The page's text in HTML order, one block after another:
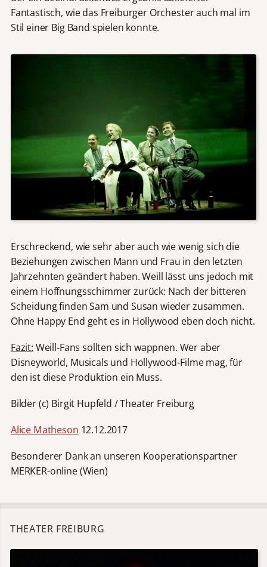
Fantastisch, wie das Freiburger Orchester auch mal im
Stil einer Big Band spielen konnte.
Erschreckend, wie sehr aber auch wie wenig sich die
Beziehungen zwischen Mann und Frau in den letzten
Jahrzehnten geändert haben. Weill lässt uns jedoch mit
einem Hoffnungsschimmer zurück: Nach der bitteren
Scheidung finden Sam und Susan wieder zusammen.
Ohne Happy End geht es in Hollywood eben doch nicht.
Fazit: Weill-Fans sollten sich wappnen. Wer aber
Disneyworld, Musicals und Hollywood-Filme mag, für
den ist diese Produktion ein Muss.
Bilder (c) Birgit Hupfeld / Theater Freiburg
Alice Matheson 12.12.2017
Besonderer Dank an unseren Kooperationspartner
MERKER-online (Wien)
THEATER FREIBURG